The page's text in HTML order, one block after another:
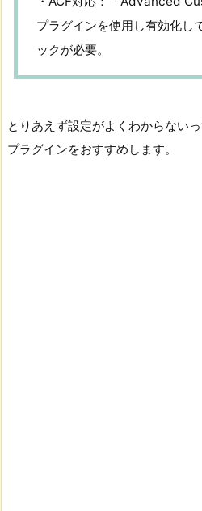
プラグインを使用し有効化し
ックが必要。
とりあえず設定がよくわからない
プラグインをおすすめします。